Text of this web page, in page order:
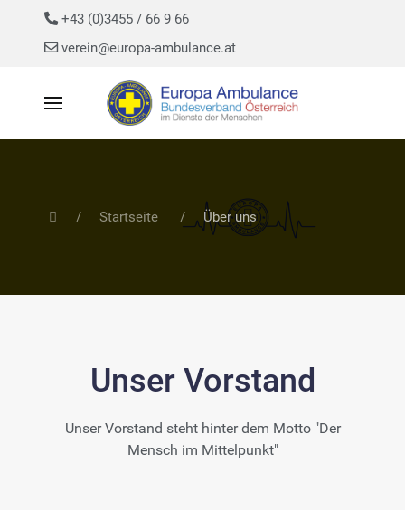
+43 (0)3455 / 66 9 66
verein@europa-ambulance.at
Startseite Über uns
Unser Vorstand
Unser Vorstand steht hinter dem Motto "Der
Mensch im Mittelpunkt"